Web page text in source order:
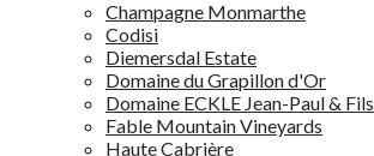
Champagne Monmarthe
Codisi
Diemersdal Estate
Domaine du Grapillon d'Or
Domaine ECKLE Jean-Paul & Fils
Fable Mountain Vineyards
Haute Cabrière